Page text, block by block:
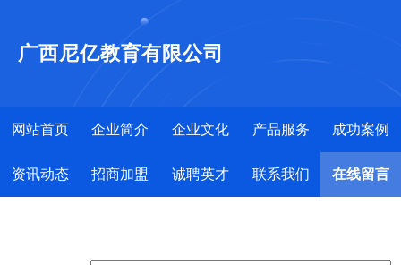
广西尼亿教育有限公司
网站首页 企业简介 企业文化 产品服务 成功案例
资讯动态 招商加盟 诚聘英才 联系我们 在线留言